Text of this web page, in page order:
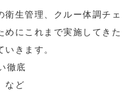
衛生管理、クルー体調チェ
めにこれまで実施してきた
きます。
徹底
など